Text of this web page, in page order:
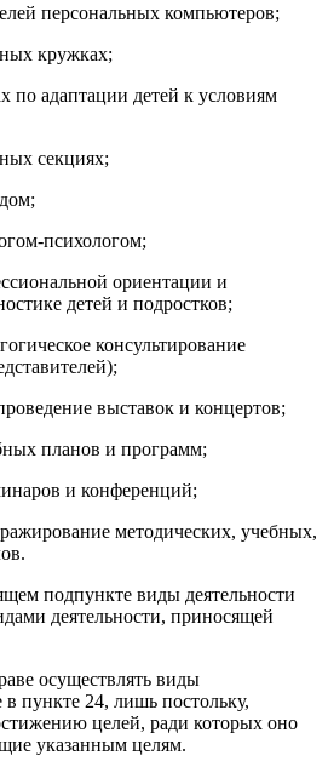
персональных компьютеров;
кружках;
по адаптации детей к условиям
секциях;
психологом;
ориентации и
детей и подростков;
консультирование
выставок и концертов;
планов и программ;
и конференций;
методических, учебных,
подпункте виды деятельности
деятельности, приносящей
осуществлять виды
в пункте 24, лишь постольку,
целей, ради которых оно
указанным целям.